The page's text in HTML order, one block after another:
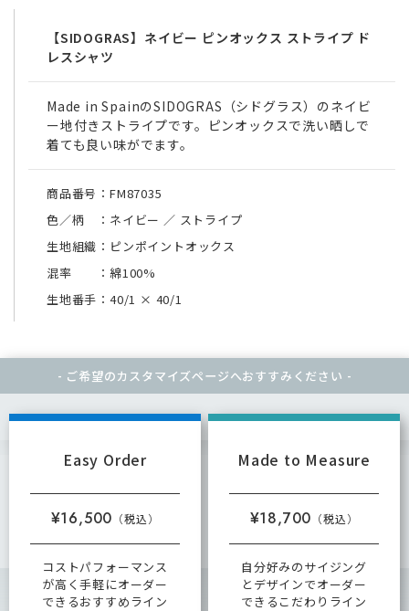
【SIDOGRAS】ネイビー ピンオックス ストライプ ド
レスシャツ
Made in SpainのSIDOGRAS（シドグラス）のネイビ
ー地付きストライプです。ピンオックスで洗い晒しで
着ても良い味がでます。
商品番号：FM87035
色／柄 ：ネイビー ／ ストライプ
生地組織：ピンポイントオックス
混率 ：綿100%
生地番手：40/1 × 40/1
- ご希望のカスタマイズページへおすすみください -
Easy Order
¥16,500
コストパフォーマンス
が高く手軽にオーダー
できるおすすめライン
Made to Measure
¥18,700
自分好みのサイジング
とデザインでオーダー
できるこだわりライン